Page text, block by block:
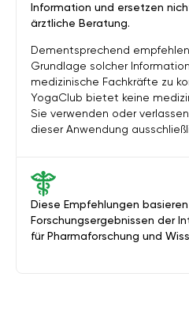
Diese Empfehlungen
Forschungsergebnissen der
für Pharmaforschung und
Information und ersetzen
ärztliche Beratung.
Dementsprechend
Grundlage solcher
medizinische Fachkräfte zu
YogaClub bietet keine
Sie verwenden oder
dieser Anwendung